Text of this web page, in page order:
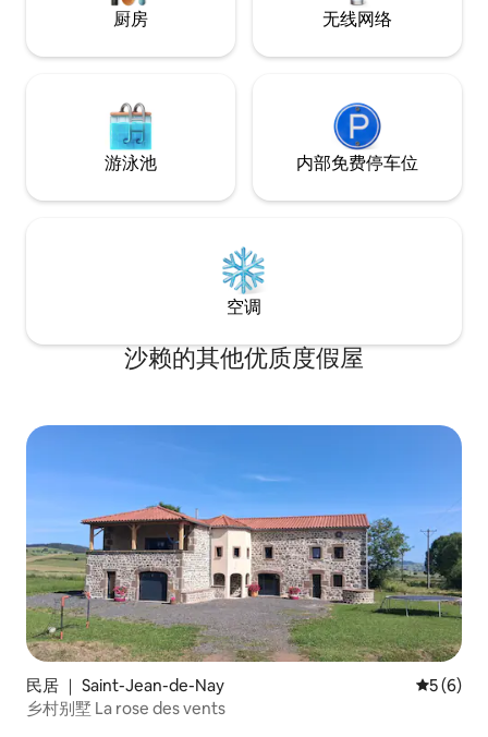
爱好者和文化探索爱好者。
厨房 无线网络
游泳池 内部免费停车位
空调
沙赖的其他优质度假屋
民居 ｜ Saint-Jean-de-Nay 平均评分
5 (6)
乡村别墅 La rose des vents